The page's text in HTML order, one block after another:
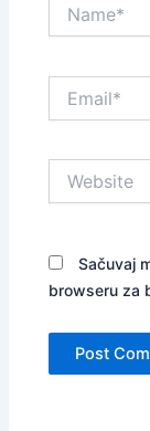
Sačuvaj
browseru za